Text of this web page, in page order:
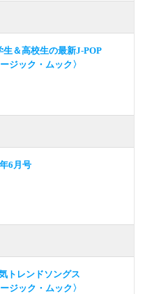
＆高校生の最新J-POP
ジック・ムック〉
6月号
トレンドソングス
ジック・ムック〉